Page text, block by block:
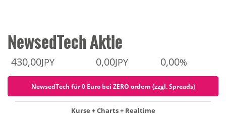
NewsedTech Aktie
430,00JPY 0,00JPY 0,00%
NewsedTech für 0 Euro bei ZERO ordern (zzgl. Spreads)
Kurse + Charts + Realtime